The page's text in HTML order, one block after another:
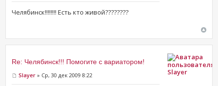
Челябинск!!!!!!!! Есть кто живой????????
Re: Челябинск!!! Помогите с вариатором!
Slayer » Ср, 30 дек 2009 8:22 Slayer